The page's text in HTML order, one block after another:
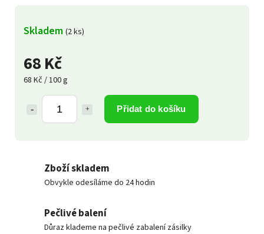
68 Kč
68 Kč / 100 g
Přidat do košíku
Skladem (2 ks)
Zboží skladem
Obvykle odesíláme do 24 hodin
Pečlivé balení
Důraz klademe na pečlivé zabalení zásilky